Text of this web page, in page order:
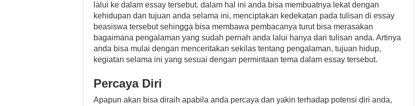
lalui ke dalam essay tersebut. dalam hal ini anda bisa membuatnya lekat dengan
kehidupan dan tujuan anda selama ini, menciptakan kedekatan pada tulisan di essay
beasiswa tersebut sehingga bisa membawa pembacanya turut bisa merasakan
bagaimana pengalaman yang sudah pernah anda lalui hanya dari tulisan anda. Artinya
anda bisa mulai dengan menceritakan sekilas tentang pengalaman, tujuan hidup,
kegiatan selama ini yang sesuai dengan permintaan tema dalam essay tersebut.
Percaya Diri
Apapun akan bisa diraih apabila anda percaya dan yakin terhadap potensi diri anda,